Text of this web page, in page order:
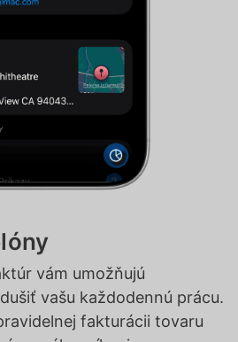
vám umožňujú
vašu každodennú prácu.
fakturácii tovaru